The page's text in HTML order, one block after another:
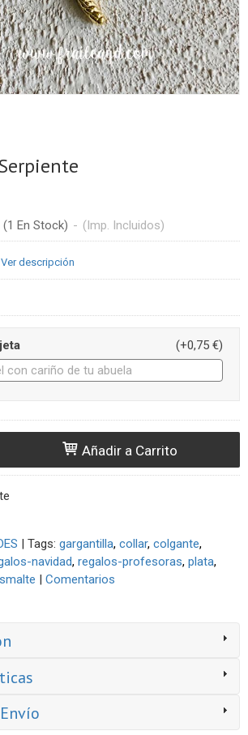
(1 En Stock) - (Imp. Incluidos)
Ver descripción
(+0,75 €)
Añadir a Carrito
| Tags: gargantilla collar colgante
navidad regalos-profesoras plata
| Comentarios